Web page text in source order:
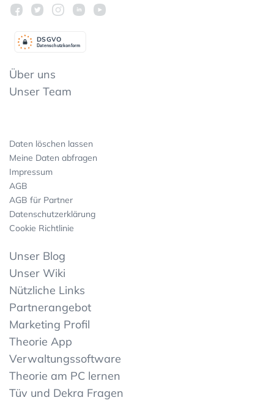
Datenschutzkonform
DSGVO
Über uns
Unser Team
Daten löschen lassen
Meine Daten abfragen
Impressum
AGB
AGB für Partner
Datenschutzerklärung
Cookie Richtlinie
Unser Blog
Unser Wiki
Nützliche Links
Partnerangebot
Marketing Profil
Theorie App
Verwaltungssoftware
Theorie am PC lernen
Tüv und Dekra Fragen